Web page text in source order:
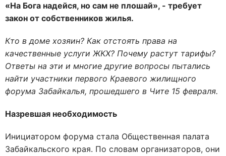
«На Бога надейся, но сам не плошай», - требует
закон от собственников жилья.
Кто в доме хозяин? Как отстоять права на
качественные услуги ЖКХ? Почему растут тарифы?
Ответы на эти и многие другие вопросы пытались
найти участники первого Краевого жилищного
форума Забайкалья, прошедшего в Чите 15 февраля.
Назревшая необходимость
Инициатором форума стала Общественная палата
Забайкальского края. По словам организаторов, они